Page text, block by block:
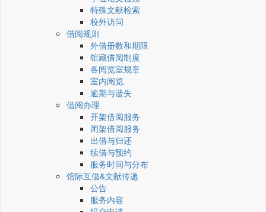
特殊文献检索
校外访问
借阅规则
外借册数和期限
馆藏借阅制度
各阅览室规章
室内阅览
逾期与遗失
借阅办理
开架借阅服务
闭架借阅服务
出借与归还
续借与预约
服务时间与分布
馆际互借&文献传递
公告
服务内容